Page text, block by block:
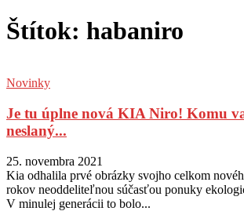
Štítok: habaniro
Novinky
Je tu úplne nová KIA Niro! Komu
neslaný...
25. novembra 2021
Kia odhalila prvé obrázky svojho celkom
rokov neoddeliteľnou súčasťou ponuky
V minulej generácii to bolo...